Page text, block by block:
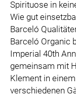
Spirituose in
Wie gut
Barceló
Barceló Organic
Imperial 40th
gemeinsam mit
Klement in
verschiedenen